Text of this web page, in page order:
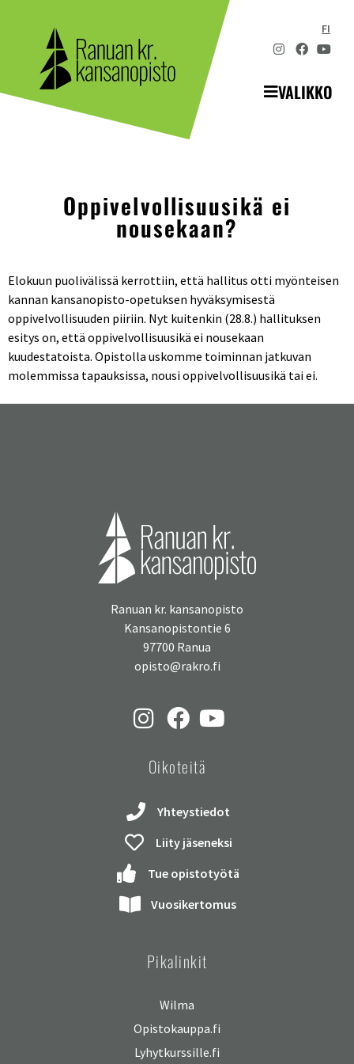
FI
VALIKKO
Oppivelvollisuusikä ei
nousekaan?
Elokuun puolivälissä kerrottiin, että hallitus otti myönteisen
kannan kansanopisto-opetuksen hyväksymisestä
oppivelvollisuuden piiriin. Nyt kuitenkin (28.8.) hallituksen
esitys on, että oppivelvollisuusikä ei nousekaan
kuudestatoista. Opistolla uskomme toiminnan jatkuvan
molemmissa tapauksissa, nousi oppivelvollisuusikä tai ei.
Ranuan kr. kansanopisto
Kansanopistontie 6
97700 Ranua
opisto@rakro.fi
Oikoteitä
Yhteystiedot
Liity jäseneksi
Tue opistotyötä
Vuosikertomus
Pikalinkit
Wilma
Opistokauppa.fi
Lyhytkurssille.fi